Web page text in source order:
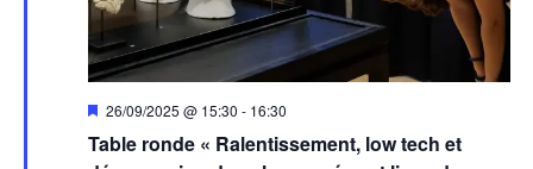
Table ronde « Ralentissement, low tech et
Mis
avant
26/09/2025 @ 15:30 - 16:30